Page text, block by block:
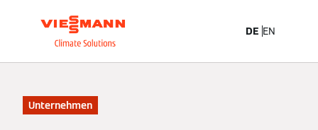
DE EN
Unternehmen